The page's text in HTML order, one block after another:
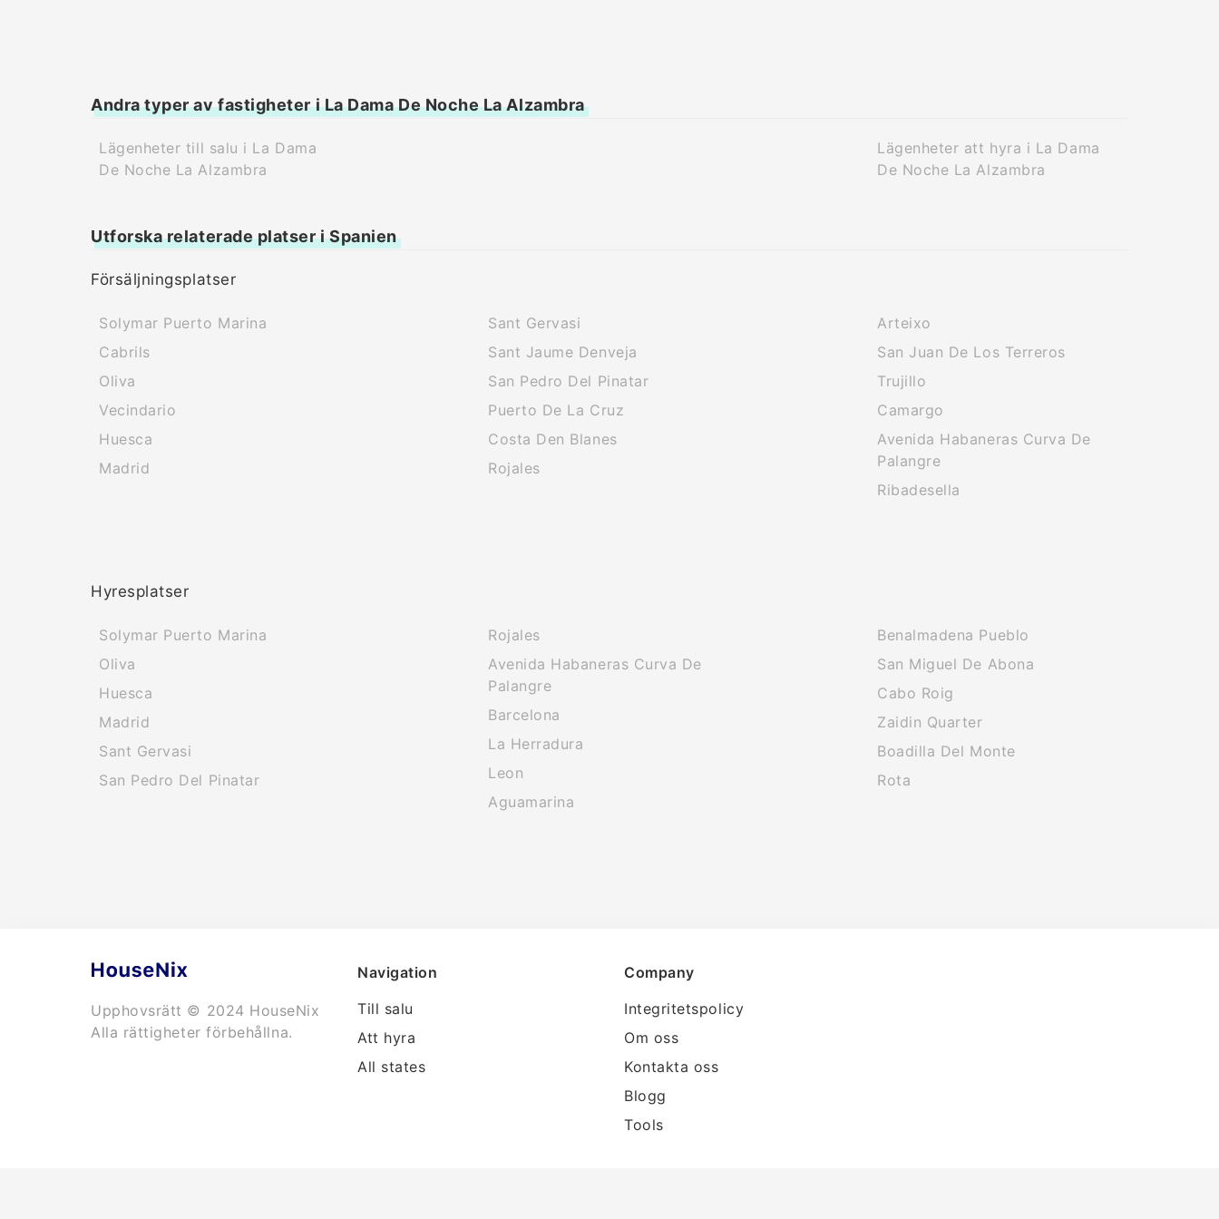
Andra typer av fastigheter i La Dama De Noche La Alzambra
Lägenheter till salu i La Dama
De Noche La Alzambra
Lägenheter att hyra i La Dama
De Noche La Alzambra
Utforska relaterade platser i Spanien
Försäljningsplatser
Solymar Puerto Marina
Cabrils
Oliva
Vecindario
Huesca
Madrid
Sant Gervasi
Sant Jaume Denveja
San Pedro Del Pinatar
Puerto De La Cruz
Costa Den Blanes
Rojales
Arteixo
San Juan De Los Terreros
Trujillo
Camargo
Avenida Habaneras Curva De
Palangre
Ribadesella
Hyresplatser
Solymar Puerto Marina
Oliva
Huesca
Madrid
Sant Gervasi
San Pedro Del Pinatar
Rojales
Avenida Habaneras Curva De
Palangre
Barcelona
La Herradura
Leon
Aguamarina
Benalmadena Pueblo
San Miguel De Abona
Cabo Roig
Zaidin Quarter
Boadilla Del Monte
Rota
Upphovsrätt © 2024 HouseNix
Alla rättigheter förbehållna.
Navigation
Till salu
Att hyra
All states
Company
Integritetspolicy
Om oss
Kontakta oss
Blogg
Tools